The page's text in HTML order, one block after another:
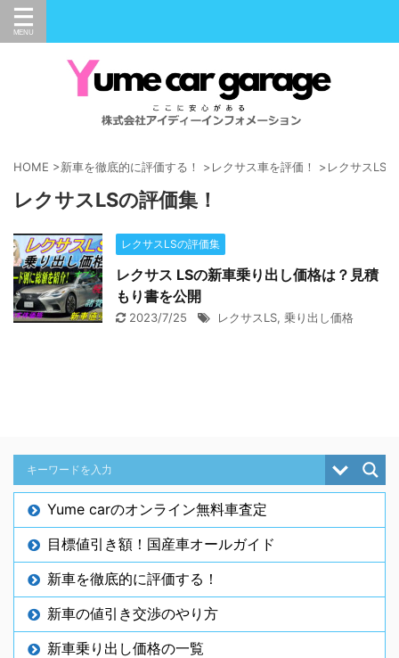
HOME >新車を徹底的に評価する！ >レクサス車を評価！ >レクサスLS
レクサスLSの評価集！
レクサスLSの評価集
レクサス LSの新車乗り出し価格は？見積
もり書を公開
2023/7/25 レクサスLS, 乗り出し価格
Yume carのオンライン無料車査定
目標値引き額！国産車オールガイド
新車を徹底的に評価する！
新車の値引き交渉のやり方
新車乗り出し価格の一覧